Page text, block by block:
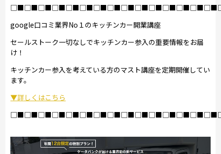
google口コミ業界No１のキッチンカー開業講座
セールストーク一切なしでキッチンカー参入の重要情報をお届
け！
キッチンカー参入を考えている方のマスト講座を定期開催してい
ます。
▼詳しくはこちら